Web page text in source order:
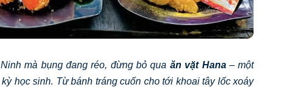
mà bụng đang réo, đừng bỏ qua ăn vặt Hana– một
học sinh. Từ bánh tráng cuốn cho tới khoai tây lốc xoáy